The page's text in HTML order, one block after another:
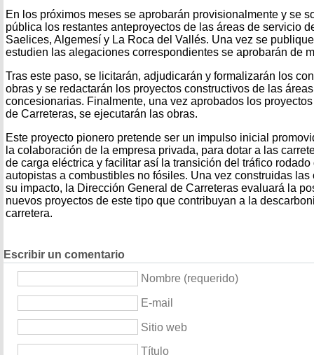
En los próximos meses se aprobarán provisionalmente y se
pública los restantes anteproyectos de las áreas de servicio
Saelices, Algemesí y La Roca del Vallés. Una vez se
estudien las alegaciones correspondientes se aprobarán de
Tras este paso, se licitarán, adjudicarán y formalizarán los
obras y se redactarán los proyectos constructivos de las
concesionarias. Finalmente, una vez aprobados los
de Carreteras, se ejecutarán las obras.
Este proyecto pionero pretende ser un impulso inicial
la colaboración de la empresa privada, para dotar a las
de carga eléctrica y facilitar así la transición del tráfico
autopistas a combustibles no fósiles. Una vez construidas
su impacto, la Dirección General de Carreteras evaluará la
nuevos proyectos de este tipo que contribuyan a la
carretera.
Escribir un comentario
Nombre (requerido)
E-mail
Sitio web
Título